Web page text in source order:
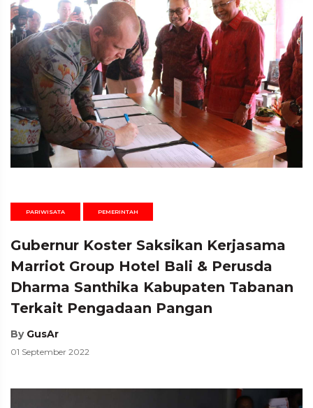
PARIWISATA PEMERINTAH
Gubernur Koster Saksikan Kerjasama
Marriot Group Hotel Bali & Perusda
Dharma Santhika Kabupaten Tabanan
Terkait Pengadaan Pangan
By GusAr
01 September 2022